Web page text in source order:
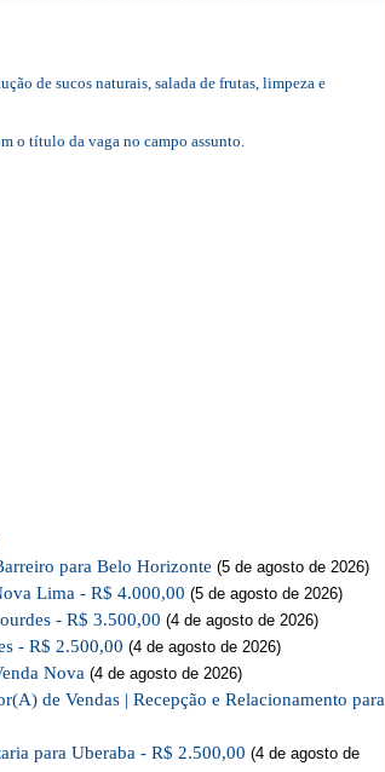
de sucos naturais, salada de frutas, limpeza e
o título da vaga no campo assunto.
para Belo Horizonte (5 de agosto de 2026)
Lima - R$ 4.000,00 (5 de agosto de 2026)
- R$ 3.500,00 (4 de agosto de 2026)
- R$ 2.500,00 (4 de agosto de 2026)
Nova (4 de agosto de 2026)
de Vendas | Recepção e Relacionamento para
para Uberaba - R$ 2.500,00 (4 de agosto de